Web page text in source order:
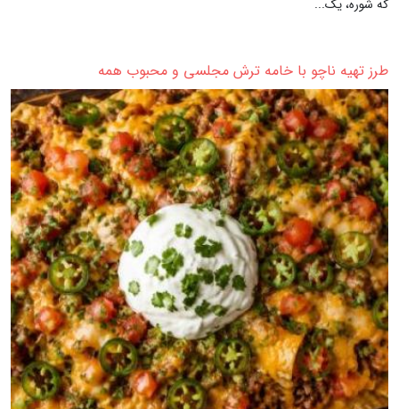
که شوره، یک...
طرز تهیه ناچو با خامه ترش مجلسی و محبوب همه